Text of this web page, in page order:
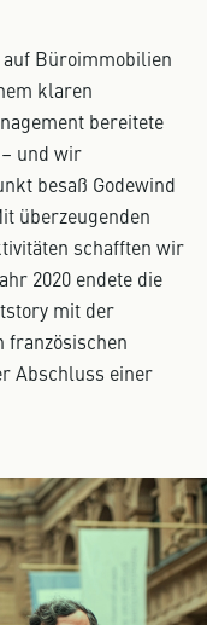
auf Büroimmobilien
klaren
bereitete
und wir
besaß Godewind
überzeugenden
schafften wir
2020 endete die
mit der
französischen
Abschluss einer